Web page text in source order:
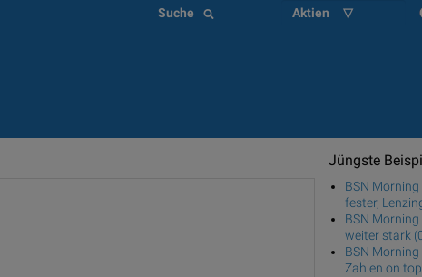
Suche Aktien ▽
Jüngste
BSN Morning
fester,
BSN Morning
weiter stark
BSN Morning
Zahlen on